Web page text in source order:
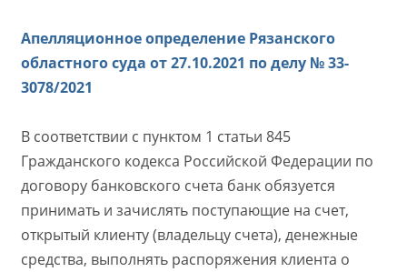
Апелляционное определение Рязанского
областного суда от 27.10.2021 по делу № 33-
3078/2021
В соответствии с пунктом 1 статьи 845
Гражданского кодекса Российской Федерации по
договору банковского счета банк обязуется
принимать и зачислять поступающие на счет,
открытый клиенту (владельцу счета), денежные
средства, выполнять распоряжения клиента о